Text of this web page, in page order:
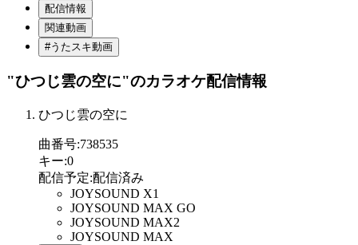
配信情報
関連動画
#うたスキ動画
"ひつじ雲の空に"のカラオケ配信情報
ひつじ雲の空に
曲番号:738535
キー:0
配信予定:配信済み
JOYSOUND X1
JOYSOUND MAX GO
JOYSOUND MAX2
JOYSOUND MAX